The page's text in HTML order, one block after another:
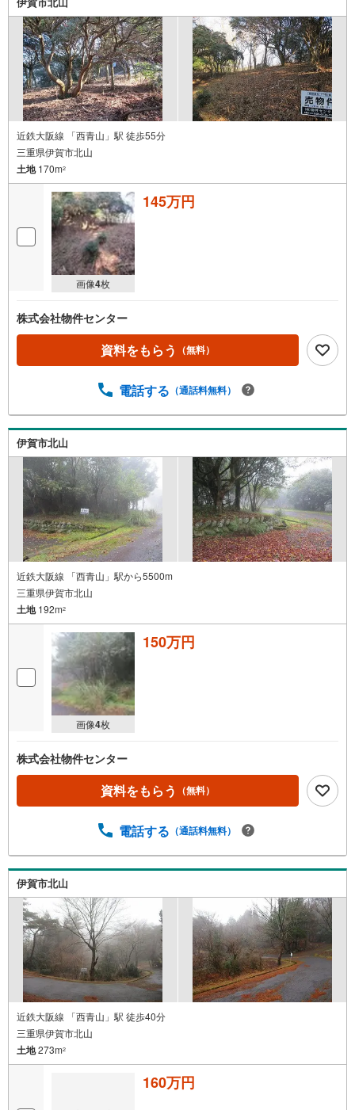
近鉄大阪線 「西青山」駅 徒歩55分
三重県伊賀市北山
土地170m2
画像4枚
145万円
株式会社物件センター
資料をもらう （無料）
電話する （通話料無料）
伊賀市北山
近鉄大阪線 「西青山」駅から5500m
三重県伊賀市北山
土地192m2
画像4枚
150万円
株式会社物件センター
資料をもらう （無料）
電話する （通話料無料）
伊賀市北山
近鉄大阪線 「西青山」駅 徒歩40分
三重県伊賀市北山
土地273m2
160万円